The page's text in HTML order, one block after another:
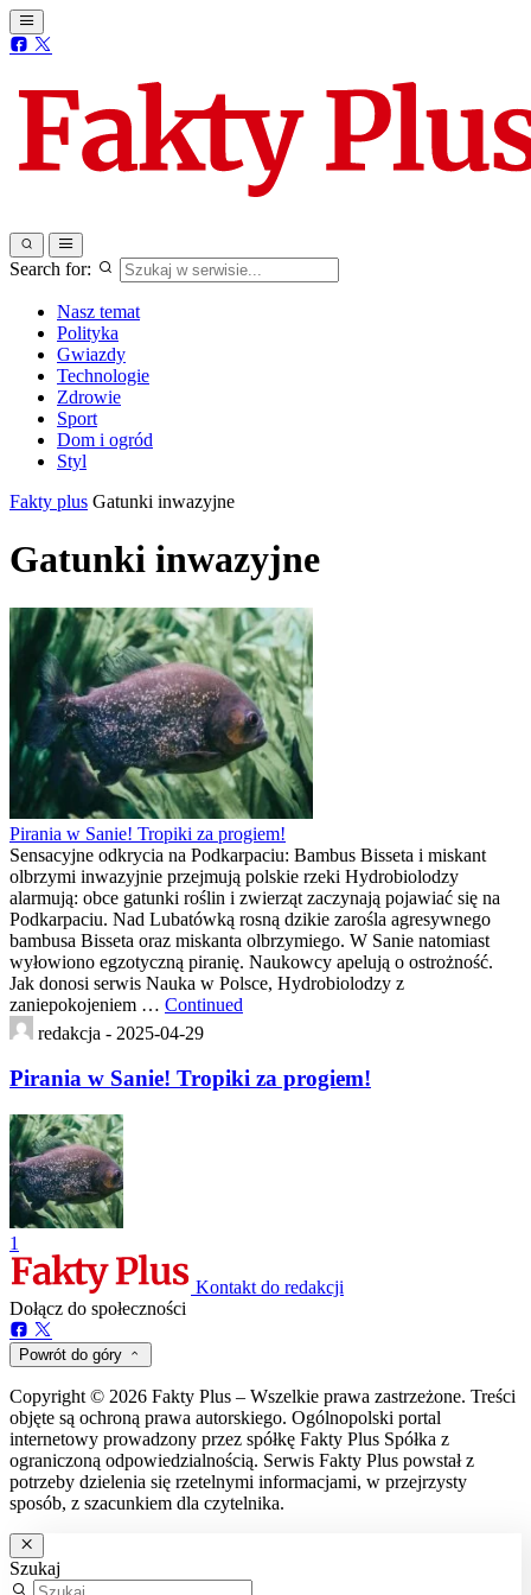
Search for:
Nasz temat
Polityka
Gwiazdy
Technologie
Zdrowie
Sport
Dom i ogród
Styl
Fakty plus Gatunki inwazyjne
Gatunki inwazyjne
Pirania w Sanie! Tropiki za progiem!
Sensacyjne odkrycia na Podkarpaciu: Bambus Bisseta i miskant
olbrzymi inwazyjnie przejmują polskie rzeki Hydrobiolodzy
alarmują: obce gatunki roślin i zwierząt zaczynają pojawiać się na
Podkarpaciu. Nad Lubatówką rosną dzikie zarośla agresywnego
bambusa Bisseta oraz miskanta olbrzymiego. W Sanie natomiast
wyłowiono egzotyczną piranię. Naukowcy apelują o ostrożność.
Jak donosi serwis Nauka w Polsce, Hydrobiolodzy z
zaniepokojeniem … Continued
redakcja - 2025-04-29
Pirania w Sanie! Tropiki za progiem!
1
Kontakt do redakcji
Dołącz do społeczności
Powrót do góry
Copyright © 2026 Fakty Plus – Wszelkie prawa zastrzeżone. Treści
objęte są ochroną prawa autorskiego. Ogólnopolski portal
internetowy prowadzony przez spółkę Fakty Plus Spółka z
ograniczoną odpowiedzialnością. Serwis Fakty Plus powstał z
potrzeby dzielenia się rzetelnymi informacjami, w przejrzysty
sposób, z szacunkiem dla czytelnika.
Szukaj